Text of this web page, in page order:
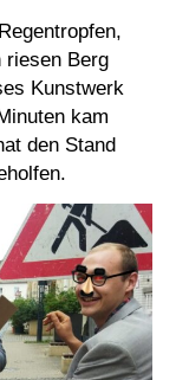
riesen Berg
Kunstwerk
kam
den Stand